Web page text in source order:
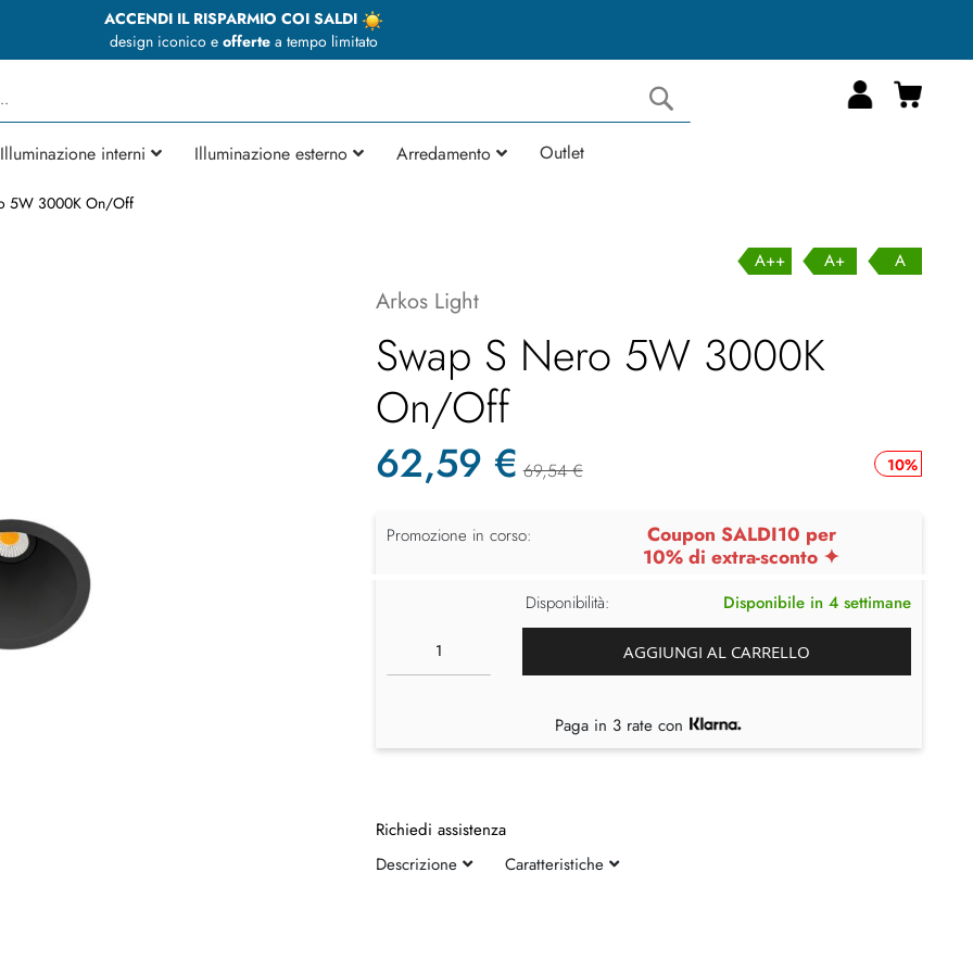
ACCENDI IL RISPARMIO COI SALDI
design iconico e offertea tempo limitato
Cerca
Carrello
Illuminazione interni Illuminazione esterno Arredamento Outlet
5W 3000K On/Off
A++ A+ A
Arkos Light
Swap S Nero 5W 3000K
On/Off
10%
62,59 € 69,54 €
Promozione in corso:
Coupon SALDI10 per
10% di extra-sconto ✦
Disponibilità: Disponibile in 4 settimane
AGGIUNGI AL CARRELLO
Paga in 3 rate con
Richiedi assistenza
Descrizione
Caratteristiche